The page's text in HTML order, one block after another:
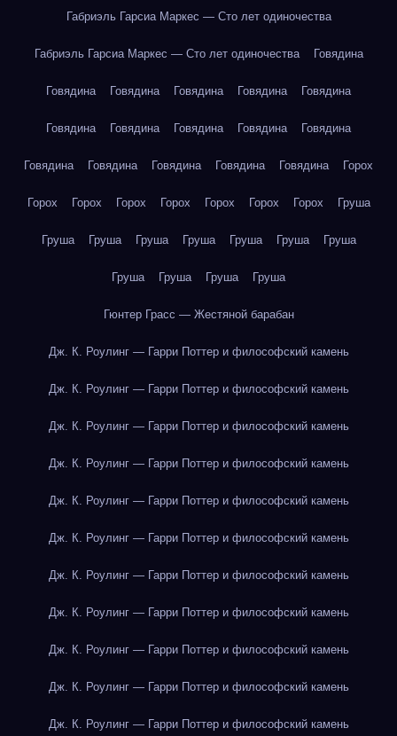
Габриэль Гарсиа Маркес — Сто лет одиночества
Габриэль Гарсиа Маркес — Сто лет одиночества Говядина
Говядина Говядина Говядина Говядина Говядина
Говядина Говядина Говядина Говядина Говядина
Говядина Говядина Говядина Говядина Говядина Горох
Горох Горох Горох Горох Горох Горох Горох Груша
Груша Груша Груша Груша Груша Груша Груша
Груша Груша Груша Груша
Гюнтер Грасс — Жестяной барабан
Дж. К. Роулинг — Гарри Поттер и философский камень
Дж. К. Роулинг — Гарри Поттер и философский камень
Дж. К. Роулинг — Гарри Поттер и философский камень
Дж. К. Роулинг — Гарри Поттер и философский камень
Дж. К. Роулинг — Гарри Поттер и философский камень
Дж. К. Роулинг — Гарри Поттер и философский камень
Дж. К. Роулинг — Гарри Поттер и философский камень
Дж. К. Роулинг — Гарри Поттер и философский камень
Дж. К. Роулинг — Гарри Поттер и философский камень
Дж. К. Роулинг — Гарри Поттер и философский камень
Дж. К. Роулинг — Гарри Поттер и философский камень